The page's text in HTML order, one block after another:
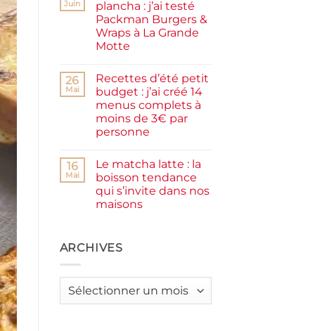
à
la
farine
complète,
moelleux
bas
Juin
plancha : j’ai testé
Packman Burgers &
Wraps à La Grande
Motte
sur
Smash
burger
plancha :
j’ai
testé
Packman
à
La
Grande
Motte
26
Mai
Recettes d’été petit
budget : j’ai créé 14
menus complets à
moins de 3€ par
personne
sur
Recettes
d’été
petit
budget
menus
complets
3€
16
Mai
Le matcha latte : la
boisson tendance
qui s’invite dans nos
maisons
Le
matcha
boisson
ARCHIVES
Archives